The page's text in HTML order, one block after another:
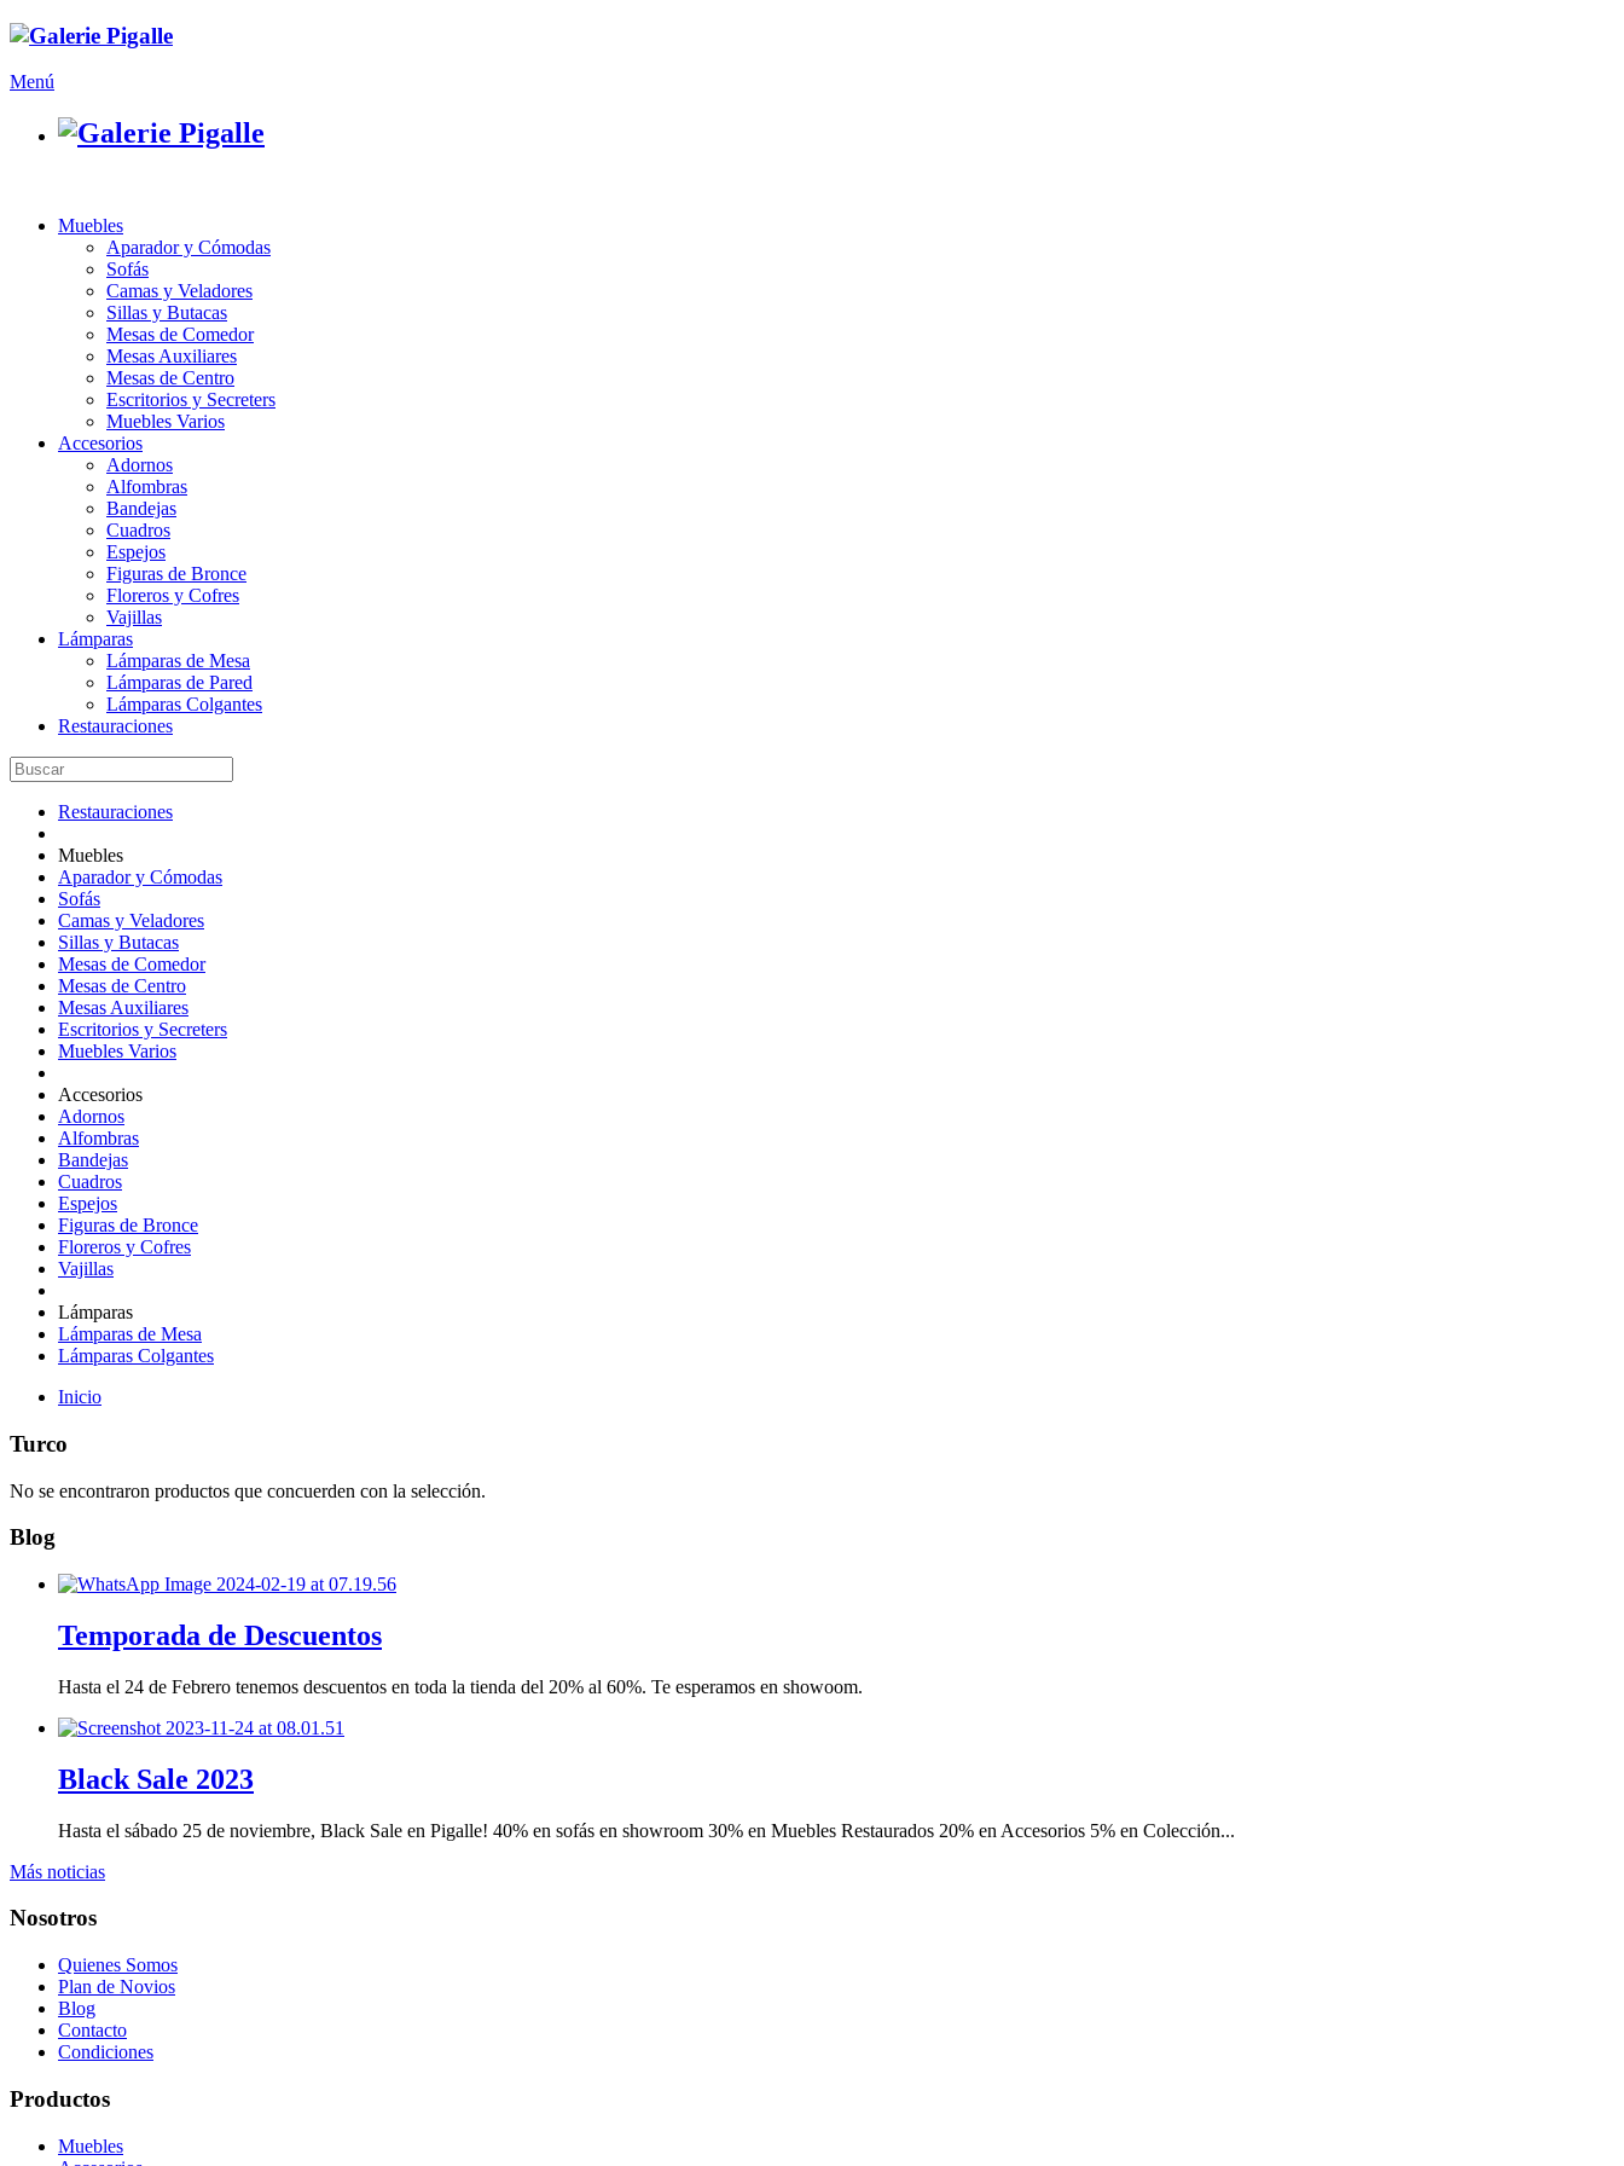
Menú
Muebles
Aparador y Cómodas
Sofás
Camas y Veladores
Sillas y Butacas
Mesas de Comedor
Mesas Auxiliares
Mesas de Centro
Escritorios y Secreters
Muebles Varios
Accesorios
Adornos
Alfombras
Bandejas
Cuadros
Espejos
Figuras de Bronce
Floreros y Cofres
Vajillas
Lámparas
Lámparas de Mesa
Lámparas de Pared
Lámparas Colgantes
Restauraciones
Restauraciones
Muebles
Aparador y Cómodas
Sofás
Camas y Veladores
Sillas y Butacas
Mesas de Comedor
Mesas de Centro
Mesas Auxiliares
Escritorios y Secreters
Muebles Varios
Accesorios
Adornos
Alfombras
Bandejas
Cuadros
Espejos
Figuras de Bronce
Floreros y Cofres
Vajillas
Lámparas
Lámparas de Mesa
Lámparas Colgantes
Inicio
Turco
No se encontraron productos que concuerden con la selección.
Blog
Temporada de Descuentos
Hasta el 24 de Febrero tenemos descuentos en toda la tienda del 20% al 60%. Te esperamos en showoom.
Black Sale 2023
Hasta el sábado 25 de noviembre, Black Sale en Pigalle! 40% en sofás en showroom 30% en Muebles Restaurados 20% en Accesorios 5% en Colección...
Más noticias
Nosotros
Quienes Somos
Plan de Novios
Blog
Contacto
Condiciones
Productos
Muebles